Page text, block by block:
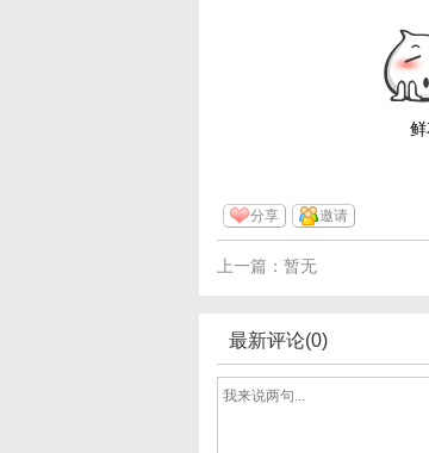
分享 邀请
上一篇：暂无
最新评论(0)